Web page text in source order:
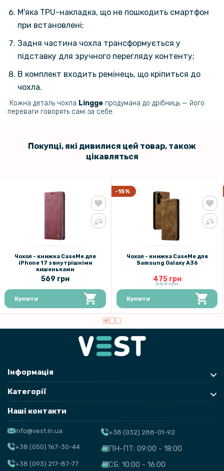
Гідрогелева плівка iNobi Matte для Xiaomi Redmi Note 14 4g на
задню панель, Матова
199 грн
Захисне скло ARMOREX 5D High-Alum AntiDust для Xiaomi Redmi
Note 14 4G / 5G, Black
287 грн
Шкіряний чохол - накладка X&E для Xiaomi Redmi Note 14 4G з
металевою вставкою
Data-кабель Hoco X53 Angel Silicone Type-C 2.4A 1m, Black
Чохол накладка Kajsa Briquette Collection Rhombus для iPhone 15
М'яка TPU-накладка, що не пошкодить смартфон
при встановлені;
Задня частина чохла трансформується у
підставку для зручного перегляду контенту;
В комплект входить ремінець, що кріпиться до
чохла.
Кожна деталь чохла Lingge продумана до дрібниць — його
переваги говорять самі за себе.
Покупці, які дивилися цей товар, також
цікавляться
Чохол - книжка CaseMe для
iPhone 17 з внутрішніми
кишеньками
569 грн
Купити
-15%
Чохол - книжка CaseMe для
Samsung Galaxy A36
475 грн
559 грн
Купити
Інформація
Категорії
Наші контакти
info@vest.in.ua
+38 (050) 167-30-44
+38 (093) 217-87-77
+38 (032) 288-01-92
ПН-ПТ: 09:00 - 18:00
СБ: 10:00 - 16:00